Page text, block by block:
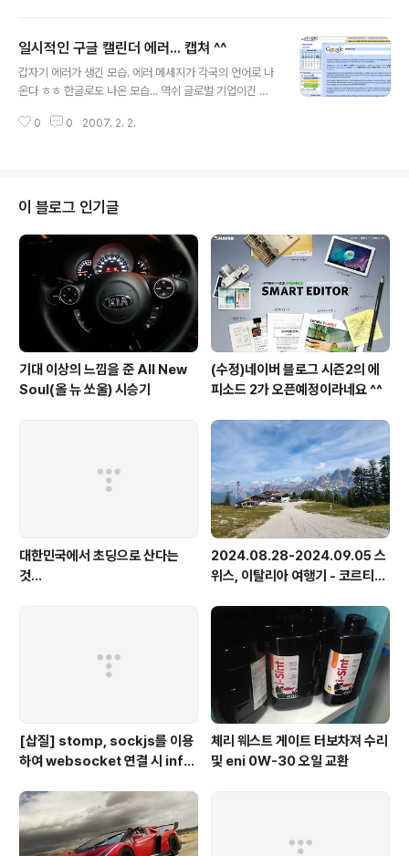
일시적인 구글 캘린더 에러... 캡쳐 ^^
갑자기 에러가 생긴 모습. 에러 메세지가 각국의 언어로 나
온다 ㅎㅎ 한글로도 나온 모습... 역쉬 글로벌 기업이긴 한
0 0 2007. 2. 2.
이 블로그 인기글
기대 이상의 느낌을 준 All New
Soul(올 뉴 쏘울) 시승기
(수정)네이버 블로그 시즌2의 에
피소드 2가 오픈예정이라네요 ^^
대한민국에서 초딩으로 산다는
것...
2024.08.28-2024.09.05 스
위스, 이탈리아 여행기 - 코르티나
스
[삽질] stomp, sockjs를 이용
하여 websocket 연결 시 info
체리 웨스트 게이트 터보차져 수리
및 eni 0W-30 오일 교환